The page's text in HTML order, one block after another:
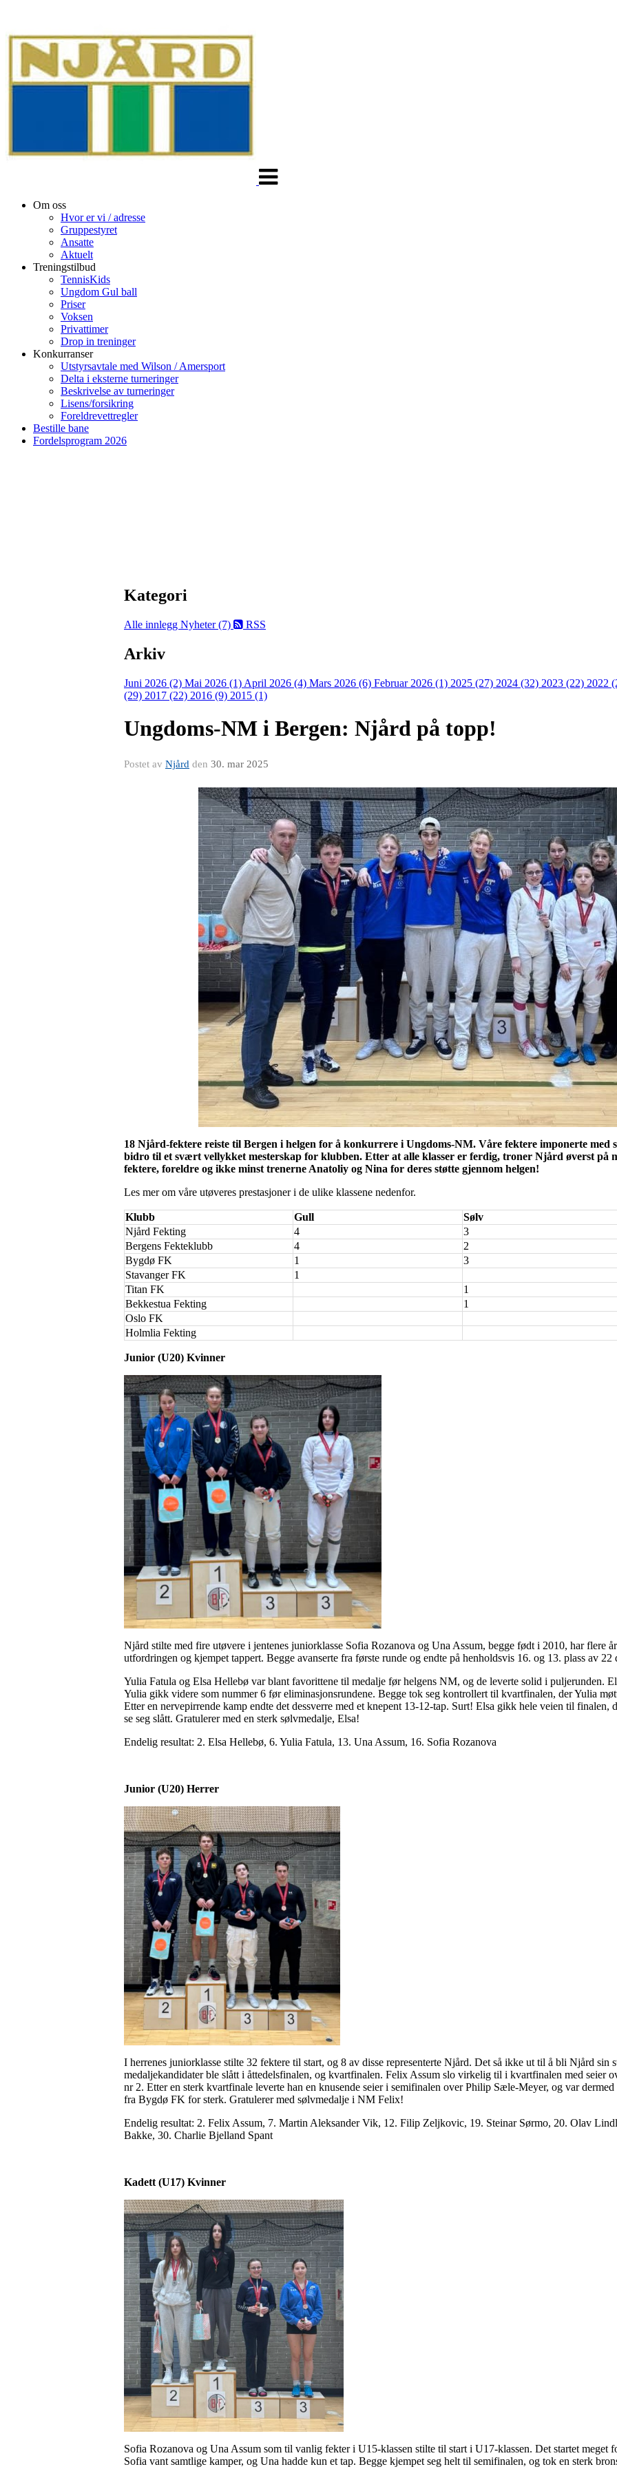
Om oss
Hvor er vi / adresse
Gruppestyret
Ansatte
Aktuelt
Treningstilbud
TennisKids
Ungdom Gul ball
Priser
Voksen
Privattimer
Drop in treninger
Konkurranser
Utstyrsavtale med Wilson / Amersport
Delta i eksterne turneringer
Beskrivelse av turneringer
Lisens/forsikring
Foreldrevettregler
Bestille bane
Fordelsprogram 2026
Kategori
Alle innlegg Nyheter (7) RSS
Arkiv
Juni 2026 (2) Mai 2026 (1) April 2026 (4) Mars 2026 (6) Februar 2026 (1) 2025 (27) 2024 (32) 2023 (22) 2022
(29) 2017 (22) 2016 (9) 2015 (1)
Ungdoms-NM i Bergen: Njård på topp!
Postet av Njård den 30. mar 2025
18 Njård-fektere reiste til Bergen i helgen for å konkurrere i Ungdoms-NM. Våre fektere imponerte med
bidro til et svært vellykket mesterskap for klubben. Etter at alle klasser er ferdig, troner Njård øverst på
fektere, foreldre og ikke minst trenerne Anatoliy og Nina for deres støtte gjennom helgen!
Les mer om våre utøveres prestasjoner i de ulike klassene nedenfor.
Klubb Gull Sølv
Njård Fekting
4 3
Bergens Fekteklubb
4 2
Bygdø FK
1 3
Stavanger FK
1
Titan FK
1
Bekkestua Fekting
1
Oslo FK
Holmlia Fekting
Junior (U20) Kvinner
Njård stilte med fire utøvere i jentenes juniorklasse Sofia Rozanova og Una Assum, begge født i 2010, har flere
utfordringen og kjempet tappert. Begge avanserte fra første runde og endte på henholdsvis 16. og 13. plass av 22
Yulia Fatula og Elsa Hellebø var blant favorittene til medalje før helgens NM, og de leverte solid i puljerunden.
Yulia gikk videre som nummer 6 før eliminasjonsrundene. Begge tok seg kontrollert til kvartfinalen, der Yulia
Etter en nervepirrende kamp endte det dessverre med et knepent 13-12-tap. Surt! Elsa gikk hele veien til finalen,
se seg slått. Gratulerer med en sterk sølvmedalje, Elsa!
Endelig resultat: 2. Elsa Hellebø, 6. Yulia Fatula, 13. Una Assum, 16. Sofia Rozanova
Junior (U20) Herrer
I herrenes juniorklasse stilte 32 fektere til start, og 8 av disse representerte Njård. Det så ikke ut til å bli Njård sin
medaljekandidater ble slått i åttedelsfinalen, og kvartfinalen. Felix Assum slo virkelig til i kvartfinalen med seier
nr 2. Etter en sterk kvartfinale leverte han en knusende seier i semifinalen over Philip Sæle-Meyer, og var
fra Bygdø FK for sterk. Gratulerer med sølvmedalje i NM Felix!
Endelig resultat: 2. Felix Assum, 7. Martin Aleksander Vik, 12. Filip Zeljkovic, 19. Steinar Sørmo, 20. Olav
Bakke, 30. Charlie Bjelland Spant
Kadett (U17) Kvinner
Sofia Rozanova og Una Assum som til vanlig fekter i U15-klassen stilte til start i U17-klassen. Det startet meget
Sofia vant samtlige kamper, og Una hadde kun et tap. Begge kjempet seg helt til semifinalen, og tok en sterk